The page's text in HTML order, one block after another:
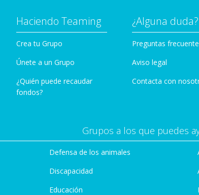
Haciendo Teaming
Crea tu Grupo
Únete a un Grupo
¿Quién puede recaudar
fondos?
¿Alguna duda?
Preguntas
Aviso legal
Contacta con
Grupos a los que puedes
Defensa de los animales
Discapacidad
Educación